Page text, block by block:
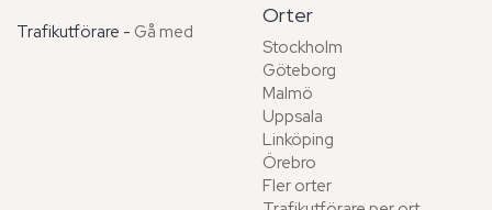
Trafikutförare - Gå med
Orter
Stockholm
Göteborg
Malmö
Uppsala
Linköping
Örebro
Fler orter